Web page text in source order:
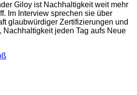
Giloy ist Nachhaltigkeit weit mehr
Im Interview sprechen sie über
glaubwürdiger Zertifizierungen und
Nachhaltigkeit jeden Tag aufs Neue